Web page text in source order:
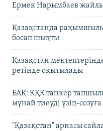
Ермек Нарымбаев
Қазақстанда
босап шықты
Қазақстан
ретінде оқытылады
БАҚ: КҚК танкер
мұнай тиеуді үзіп-
"Қазақстан" арнасы